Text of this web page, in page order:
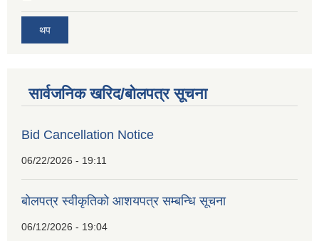
थप
सार्वजनिक खरिद/बोलपत्र सूचना
Bid Cancellation Notice
06/22/2026 - 19:11
बोलपत्र स्वीकृतिको आशयपत्र सम्बन्धि सूचना
06/12/2026 - 19:04